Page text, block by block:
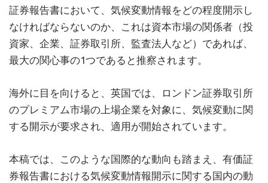
証券報告書において、気候変動情報をどの程度開示し
なければならないのか、これは資本市場の関係者（投
資家、企業、証券取引所、監査法人など）であれば、
最大の関心事の1つであると推察されます。
海外に目を向けると、英国では、ロンドン証券取引所
のプレミアム市場の上場企業を対象に、気候変動に関
する開示が要求され、適用が開始されています。
本稿では、このような国際的な動向も踏まえ、有価証
券報告書における気候変動情報開示に関する国内の動